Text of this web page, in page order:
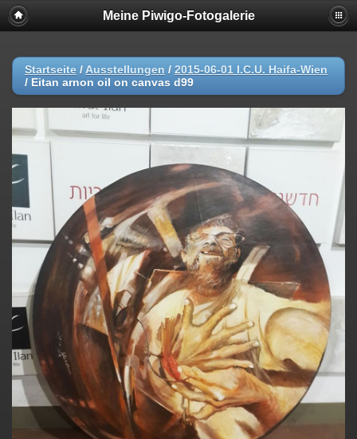
Meine Piwigo-Fotogalerie
Startseite / Ausstellungen / 2015-06-01 I.C.U. Haifa-Wien
/ Eitan arnon oil on canvas d99